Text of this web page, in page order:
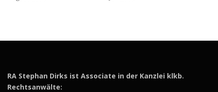
RA Stephan Dirks ist Associate in der Kanzlei klkb.
Rechtsanwälte: